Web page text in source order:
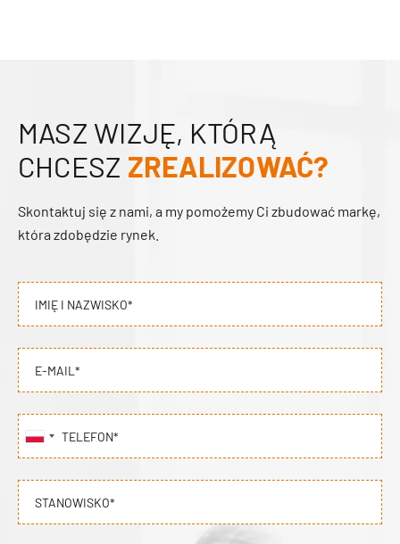
MASZ WIZJĘ, KTÓRĄ
CHCESZ ZREALIZOWAĆ?
Skontaktuj się z nami, a my pomożemy Ci zbudować markę,
która zdobędzie rynek.
IMIĘ I NAZWISKO*
E-MAIL*
TELEFON*
STANOWISKO*